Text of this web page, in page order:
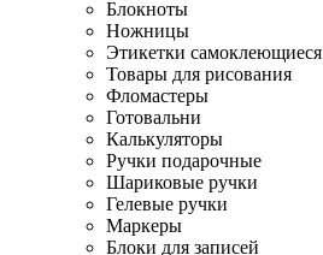
Блокноты
Ножницы
Этикетки самоклеющиеся
Товары для рисования
Фломастеры
Готовальни
Калькуляторы
Ручки подарочные
Шариковые ручки
Гелевые ручки
Маркеры
Блоки для записей